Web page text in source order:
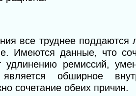
все труднее поддаются
Имеются данные, что
удлинению ремиссий,
обширное
сочетание обеих причин.